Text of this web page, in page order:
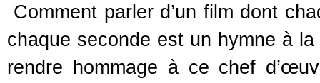
Comment parler d’un film dont
chaque seconde est un hymne à
rendre hommage à ce chef